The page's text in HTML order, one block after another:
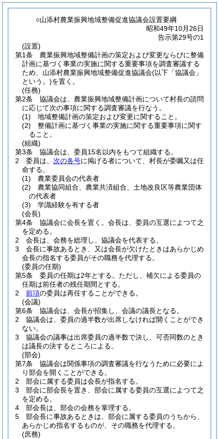
○山添村農業振興地域整備促進協議会設置要綱
昭和49年10月26日
告示第29号の1
(設置)
第1条
農業振興地域整備計画の策定および変更ならびに整備
計画に基づく事業の実施に関する重要事項を調査審議する
ため、山添村農業振興地域整備促進協議会(以下「協議会」
という。)を置く。
(任務)
第2条
協議会は、農業振興地域整備計画について村長の諮問
に応じて次の事項に関する調査審議を行なう。
(1)
地域整備計画の策定および変更に関すること。
(2)
整備計画に基づく事業の実施に関する重要事項に関す
ること。
(組織)
第3条
協議会は、委員15名以内をもつて組織する。
2
委員は、 次の各号に掲げる者について、村長が委嘱又は任
命する。
(1)
農業委員会の代表者
(2)
農業協同組合、農業共済組合、土地改良区等農業団体
の代表者
(3)
学識経験を有する者
(会長)
第4条
協議会に会長を置く。 会長は、委員の互選によつて之
を定める。
2
会長は、会務を総理し、協議会を代表する。
3
会長に事故あるとき、又は会長が欠けたときはあらかじめ
会長の指名する委員がその職務を代理する。
(委員の任期)
第5条
委員の任期は2年とする。 ただし、補欠による委員の
任期は前任者の残任期間とする。
2
前項の委員は再任することができる。
(会議)
第6条
協議会は、会長が招集し、会議の議長となる。
2
協議会は、委員の過半数が出席しなければ開くことができ
ない。
3
協議会の議事は出席委員の過半数で決し、可否同数のとき
は議長の決するところによる。
(部会)
第7条
協議会は関係事項の調査審議を行なうために必要によ
り部会を開くことができる。
2
部会に属する委員は会長が指名する。
3
部会に部会長を置き、部会に属する委員の互選によつて之
を定める。
4
部会長は、部会の会務を掌理する。
5
部会長に事故あるときは、部会に属する委員のうちから、
あらかじめ指名するものが、その職務を代理する。
(庶務)